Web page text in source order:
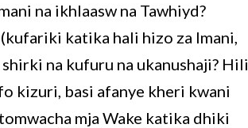
na ikhlaasw na Tawhiyd?
katika hali hizo za Imani,
na kufuru na ukanushaji? Hili
kizuri, basi afanye kheri kwani
mja Wake katika dhiki